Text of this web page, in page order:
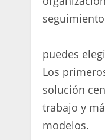
puedes
Los
solución
trabajo y
modelos.